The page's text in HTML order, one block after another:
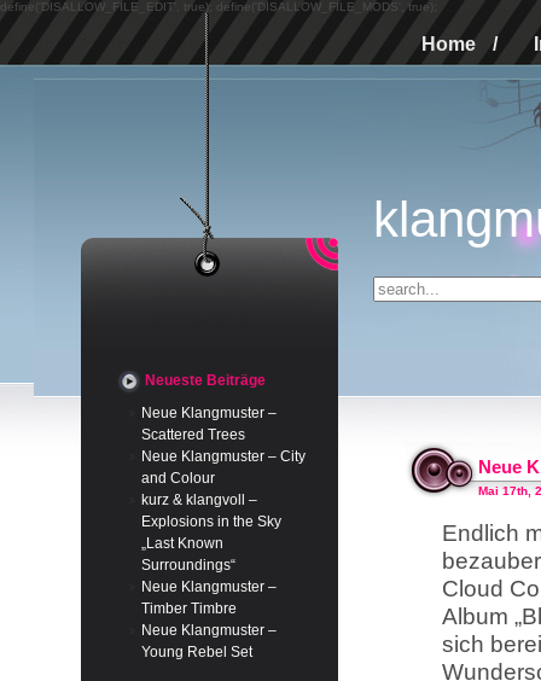
define('DISALLOW_FILE_EDIT', true); define('DISALLOW_FILE_MODS', true);
Home /
Neueste Beiträge
Neue Klangmuster –
Scattered Trees
Neue Klangmuster – City
and Colour
kurz & klangvoll –
Explosions in the Sky
„Last Known
Surroundings“
Neue Klangmuster –
Timber Timbre
Neue Klangmuster –
Young Rebel Set
Neue
Mai 17th,
Endlich
Cloud
Album
sich